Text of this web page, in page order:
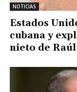
NOTICIAS
Estados
cubana y
nieto de